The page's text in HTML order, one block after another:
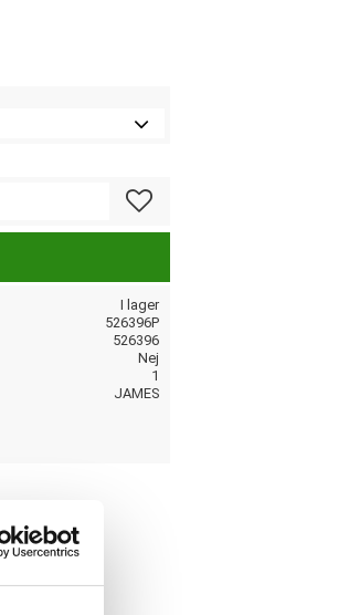
I lager
526396P
526396
Nej
1
JAMES